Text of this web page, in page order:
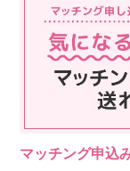
マッチング申込